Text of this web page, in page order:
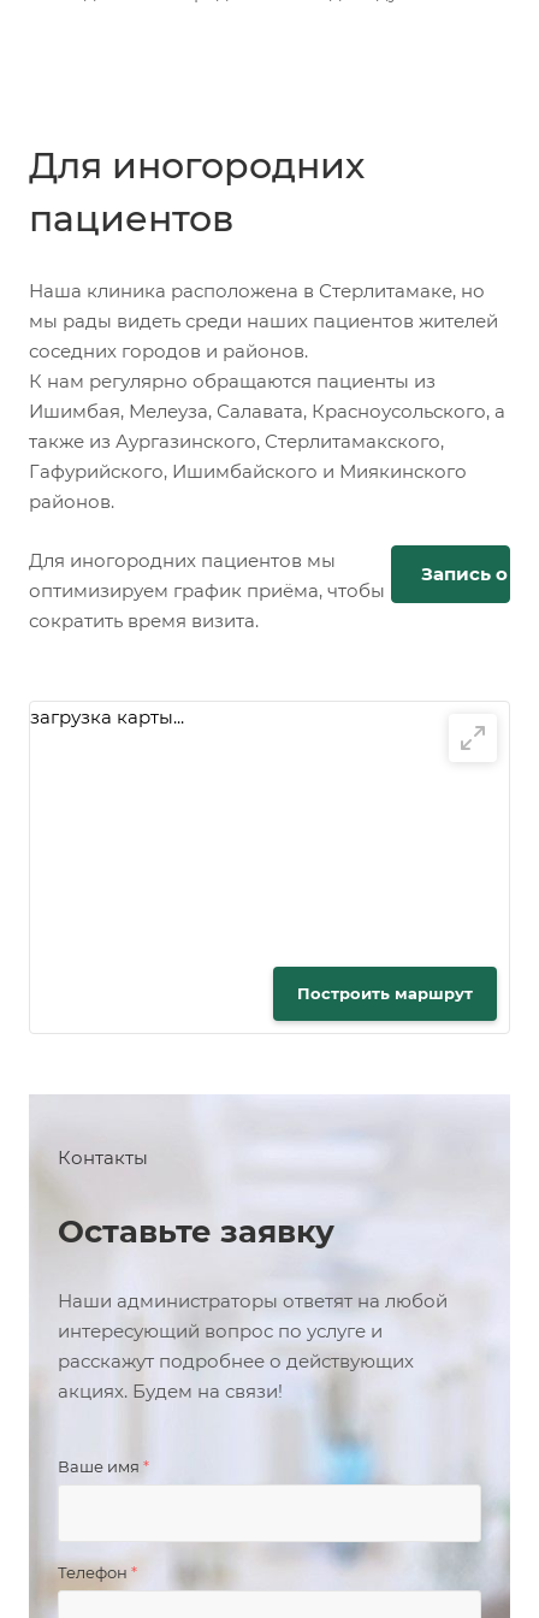
Для иногородних
пациентов
Наша клиника расположена в Стерлитамаке, но
мы рады видеть среди наших пациентов жителей
соседних городов и районов.
К нам регулярно обращаются пациенты из
Ишимбая, Мелеуза, Салавата, Красноусольского, а
также из Аургазинского, Стерлитамакского,
Гафурийского, Ишимбайского и Миякинского
районов.
Для иногородних пациентов мы
оптимизируем график приёма, чтобы
сократить время визита.
Запись
загрузка карты...
Построить маршрут
Контакты
Оставьте заявку
Наши администраторы ответят на любой
интересующий вопрос по услуге и
расскажут подробнее о действующих
акциях. Будем на связи!
Ваше имя *
Телефон *